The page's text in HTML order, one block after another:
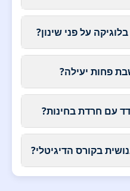
על פני שינון?
פחות יעילה?
עם חרדת בחינות?
בקורס הדיגיטלי?